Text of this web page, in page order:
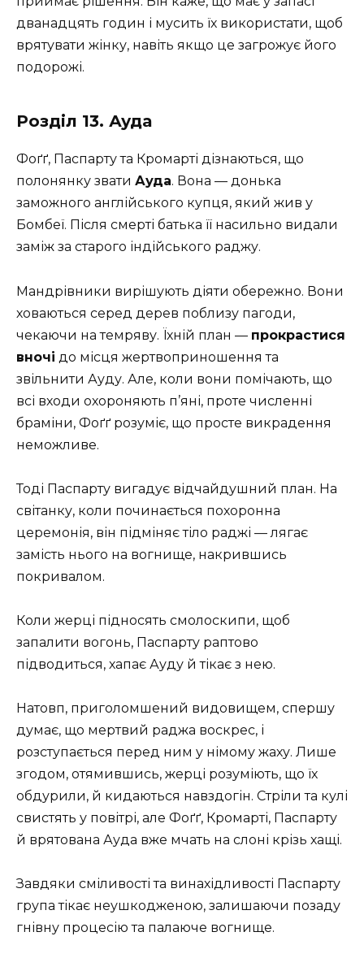
дванадцять годин і мусить їх використати, щоб
врятувати жінку, навіть якщо це загрожує його
подорожі.
Розділ 13. Ауда
Фоґґ, Паспарту та Кромарті дізнаються, що
полонянку звати Ауда. Вона — донька
заможного англійського купця, який жив у
Бомбеї. Після смерті батька її насильно видали
заміж за старого індійського раджу.
Мандрівники вирішують діяти обережно. Вони
ховаються серед дерев поблизу пагоди,
чекаючи на темряву. Їхній план — прокрастися
вночі до місця жертвоприношення та
звільнити Ауду. Але, коли вони помічають, що
всі входи охороняють п’яні, проте численні
браміни, Фоґґ розуміє, що просте викрадення
неможливе.
Тоді Паспарту вигадує відчайдушний план. На
світанку, коли починається похоронна
церемонія, він підміняє тіло раджі — лягає
замість нього на вогнище, накрившись
покривалом.
Коли жерці підносять смолоскипи, щоб
запалити вогонь, Паспарту раптово
підводиться, хапає Ауду й тікає з нею.
Натовп, приголомшений видовищем, спершу
думає, що мертвий раджа воскрес, і
розступається перед ним у німому жаху. Лише
згодом, отямившись, жерці розуміють, що їх
обдурили, й кидаються навздогін. Стріли та кулі
свистять у повітрі, але Фоґґ, Кромарті, Паспарту
й врятована Ауда вже мчать на слоні крізь хащі.
Завдяки сміливості та винахідливості Паспарту
група тікає неушкодженою, залишаючи позаду
гнівну процесію та палаюче вогнище.